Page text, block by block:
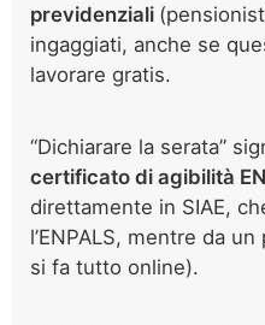
previdenziali
ingaggiati, anche se
lavorare gratis.
“Dichiarare la serata”
certificato di agibilità
direttamente in SIAE,
l’ENPALS, mentre da
si fa tutto online).